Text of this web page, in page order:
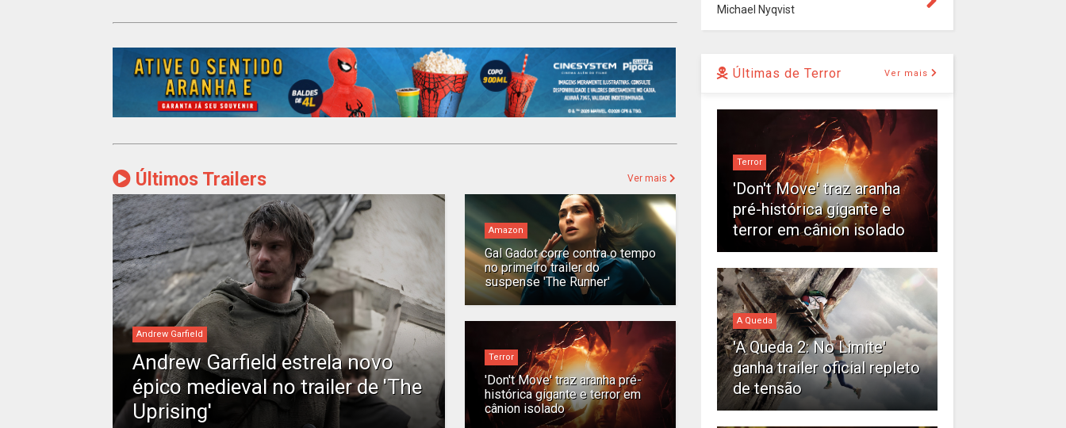
Últimos Trailers Ver mais
Andrew Garfield
Andrew Garfield estrela novo
épico medieval no trailer de 'The
Uprising'
Amazon
Gal Gadot corre contra o tempo
no primeiro trailer do
suspense 'The Runner'
Terror
'Don't Move' traz aranha pré-
histórica gigante e terror em
cânion isolado
Michael Nyqvist
Últimas de Terror Ver mais
Terror
'Don't Move' traz aranha
pré-histórica gigante e
terror em cânion isolado
A Queda
'A Queda 2: No Limite'
ganha trailer oficial repleto
de tensão